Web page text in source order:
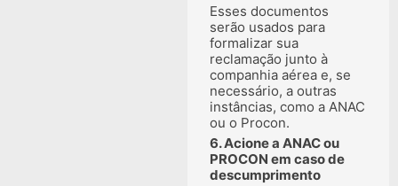
Esses documentos
serão usados para
formalizar sua
reclamação junto à
companhia aérea e, se
necessário, a outras
instâncias, como a ANAC
ou o Procon.
6. Acione a ANAC ou
PROCON em caso de
descumprimento